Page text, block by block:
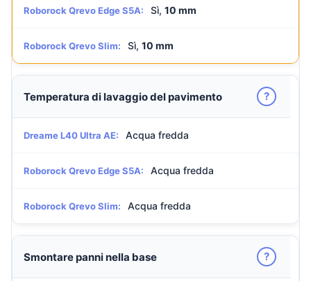
Roborock Qrevo Edge S5A: Sì, 10 mm
Roborock Qrevo Slim: Sì, 10 mm
Temperatura di lavaggio del pavimento ?
Dreame L40 Ultra AE: Acqua fredda
Roborock Qrevo Edge S5A: Acqua fredda
Roborock Qrevo Slim: Acqua fredda
Smontare panni nella base ?